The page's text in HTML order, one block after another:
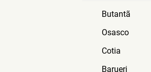
Butantã
Osasco
Cotia
Barueri